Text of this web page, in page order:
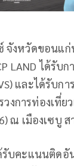
งหวัดขอนแก่
ได้รับ
และได้รับก
งการท่องเ
ณ เมืองเซบู
รับคะแนนติด